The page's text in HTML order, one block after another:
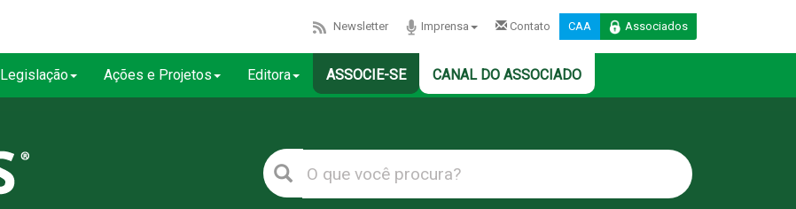
Newsletter Imprensa Contato CAA Associados
Legislação Ações e Projetos Editora ASSOCIE-SE CANAL DO ASSOCIADO